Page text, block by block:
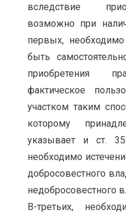
вследствие
возможно при
первых,
быть
приобретения
фактическое
участком таким
которому
указывает и ст.
необходимо
добросовестного
недобросовестного
В-третьих,